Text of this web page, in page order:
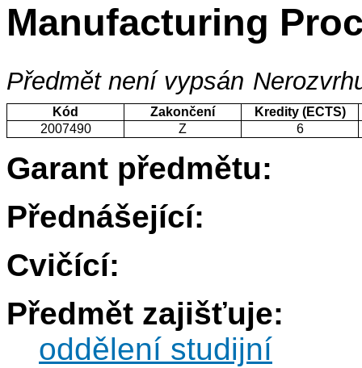
Manufacturing
Předmět není vypsán
Kód Zakončení
Kredity (ECTS)
2007490
Z 6
Garant předmětu:
Přednášející:
Cvičící:
Předmět zajišťuje:
oddělení studijní